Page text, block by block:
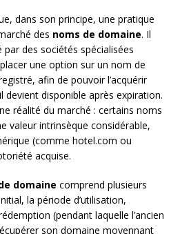
dans son principe, une pratique
des noms de domaine. Il
par des sociétés spécialisées
une option sur un nom de
afin de pouvoir l’acquérir
devient disponible après expiration.
réalité du marché : certains noms
valeur intrinsèque considérable,
(comme hotel.com ou
acquise.
domaine comprend plusieurs
la période d’utilisation,
(pendant laquelle l’ancien
son domaine moyennant